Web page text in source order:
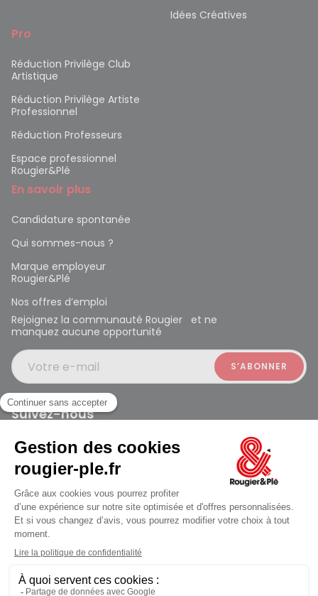
Idées Créatives
Pro
Réduction Privilège Club
Artistique
Réduction Privilège Artiste
Professionnel
Réduction Professeurs
Espace professionnel
Rougier&Plé
En savoir plus
Candidature spontanée
Qui sommes-nous ?
Marque employeur
Rougier&Plé
Nos offres d’emploi
Rejoignez la communauté Rougier et ne
manquez aucune opportunité
Votre e-mail
Suivez-nous
Rougier et Plé 2024 Copyright
Mentions légales
Conditions générales des ventes